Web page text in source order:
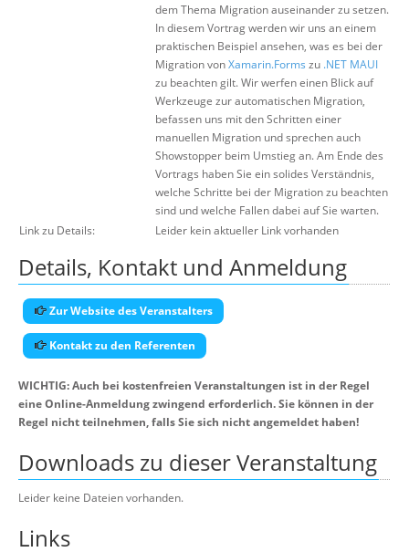
dem Thema Migration auseinander zu setzen.
In diesem Vortrag werden wir uns an einem
praktischen Beispiel ansehen, was es bei der
Migration vonXamarin.Forms zu .NET MAUI
zu beachten gilt. Wir werfen einen Blick auf
Werkzeuge zur automatischen Migration,
befassen uns mit den Schritten einer
manuellen Migration und sprechen auch
Showstopper beim Umstieg an. Am Ende des
Vortrags haben Sie ein solides Verständnis,
welche Schritte bei der Migration zu beachten
sind und welche Fallen dabei auf Sie warten.
Link zu Details:
Leider kein aktueller Link vorhanden
Details, Kontakt und Anmeldung
Zur Website des Veranstalters
Kontakt zu den Referenten
WICHTIG: Auch bei kostenfreien Veranstaltungen ist in der Regel
eine Online-Anmeldung zwingend erforderlich. Sie können in der
Regel nicht teilnehmen, falls Sie sich nicht angemeldet haben!
Downloads zu dieser Veranstaltung
Leider keine Dateien vorhanden.
Links